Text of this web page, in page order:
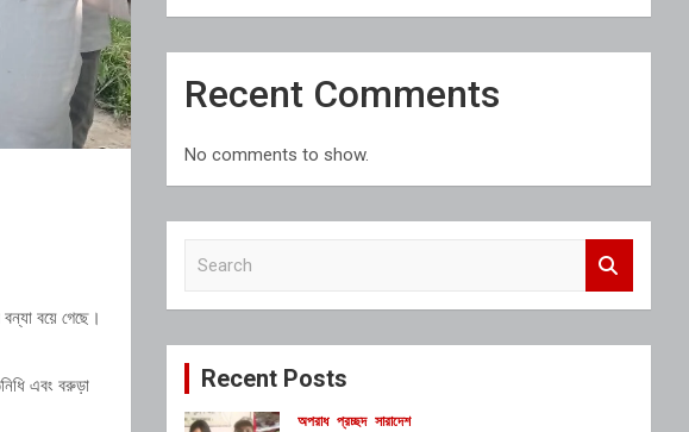
বয়ে গেছে।
এবং বরুড়া
Recent Comments
No comments to show.
c
Recent Posts
অপরাধ প্রচ্ছদ সারাদেশ